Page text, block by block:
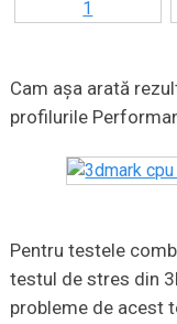
Cam așa arată
profilurile
Pentru testele
testul de stres din
probleme de acest